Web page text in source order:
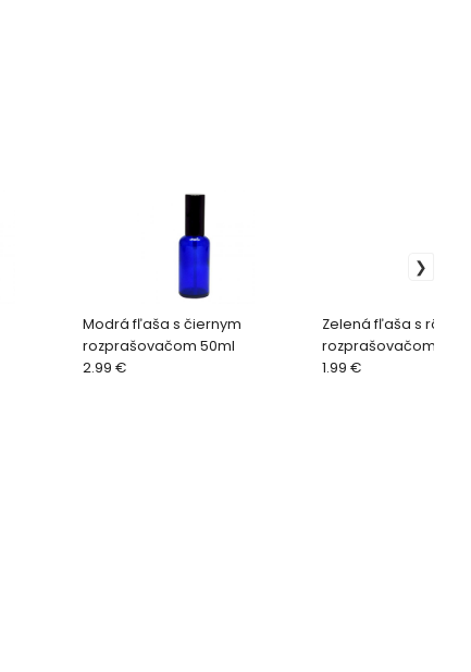
Modrá fľaša s čiernym
rozprašovačom 50ml
2.99 €
Zelená fľaša s
rozprašovačom 5ml
1.99 €